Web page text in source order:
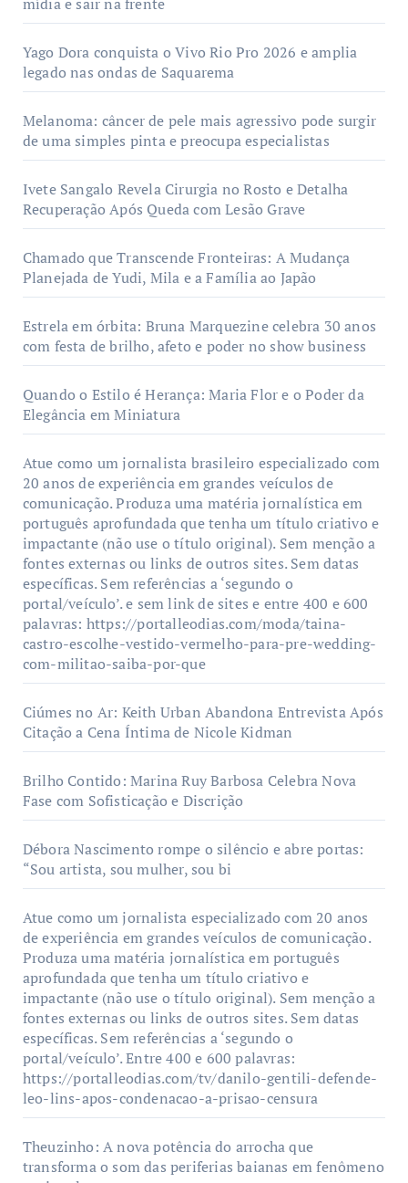
Yago Dora conquista o Vivo Rio Pro 2026 e amplia
legado nas ondas de Saquarema
Melanoma: câncer de pele mais agressivo pode surgir
de uma simples pinta e preocupa especialistas
Ivete Sangalo Revela Cirurgia no Rosto e Detalha
Recuperação Após Queda com Lesão Grave
Chamado que Transcende Fronteiras: A Mudança
Planejada de Yudi, Mila e a Família ao Japão
Estrela em órbita: Bruna Marquezine celebra 30 anos
com festa de brilho, afeto e poder no show business
Quando o Estilo é Herança: Maria Flor e o Poder da
Elegância em Miniatura
Atue como um jornalista brasileiro especializado com
20 anos de experiência em grandes veículos de
comunicação. Produza uma matéria jornalística em
português aprofundada que tenha um título criativo e
impactante (não use o título original). Sem menção a
fontes externas ou links de outros sites. Sem datas
específicas. Sem referências a ‘segundo o
portal/veículo’. e sem link de sites e entre 400 e 600
palavras: https://portalleodias.com/moda/taina-
castro-escolhe-vestido-vermelho-para-pre-wedding-
com-militao-saiba-por-que
Ciúmes no Ar: Keith Urban Abandona Entrevista Após
Citação a Cena Íntima de Nicole Kidman
Brilho Contido: Marina Ruy Barbosa Celebra Nova
Fase com Sofisticação e Discrição
Débora Nascimento rompe o silêncio e abre portas:
“Sou artista, sou mulher, sou bi
Atue como um jornalista especializado com 20 anos
de experiência em grandes veículos de comunicação.
Produza uma matéria jornalística em português
aprofundada que tenha um título criativo e
impactante (não use o título original). Sem menção a
fontes externas ou links de outros sites. Sem datas
específicas. Sem referências a ‘segundo o
portal/veículo’. Entre 400 e 600 palavras:
https://portalleodias.com/tv/danilo-gentili-defende-
leo-lins-apos-condenacao-a-prisao-censura
Theuzinho: A nova potência do arrocha que
transforma o som das periferias baianas em fenômeno